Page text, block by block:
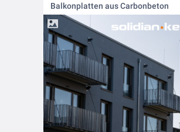
Balkonplatten aus Carbonbeton